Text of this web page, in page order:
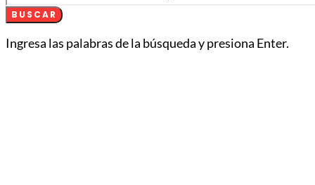
BUSCAR
Ingresa las palabras de la búsqueda y presiona Enter.